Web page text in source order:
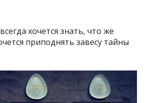
хочется знать, что же
приподнять завесу тайны